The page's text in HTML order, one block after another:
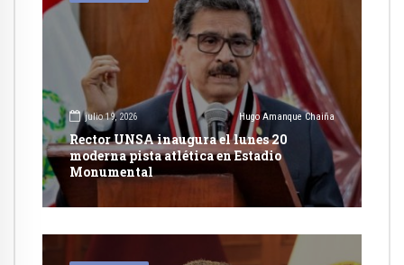
julio 19, 2026 Hugo Amanque Chaiña
Rector UNSA inaugura el lunes 20
moderna pista atlética en Estadio
Monumental